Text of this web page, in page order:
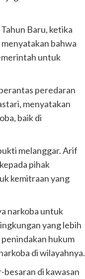
Baru, ketika
bahwa
untuk
peredaran
menyatakan
baik di
melanggar. Arif
pihak
kemitraan yang
narkoba untuk
yang lebih
hukum
di wilayahnya.
besaran di kawasan